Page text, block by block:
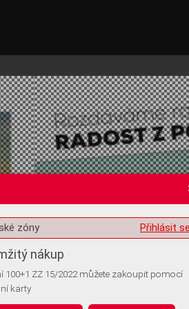
volitelných informací
Přihlásit
zóny
nákup
100+1 ZZ 15/2022 můžete zakoupit pomocí
karty